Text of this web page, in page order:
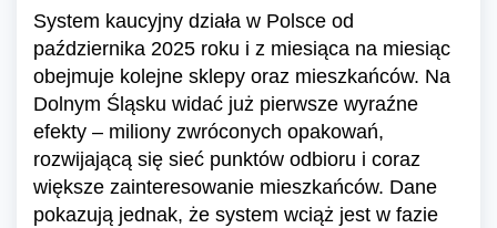
System kaucyjny działa w Polsce od
października 2025 roku i z miesiąca na miesiąc
obejmuje kolejne sklepy oraz mieszkańców. Na
Dolnym Śląsku widać już pierwsze wyraźne
efekty – miliony zwróconych opakowań,
rozwijającą się sieć punktów odbioru i coraz
większe zainteresowanie mieszkańców. Dane
pokazują jednak, że system wciąż jest w fazie